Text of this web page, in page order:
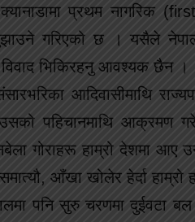
प्रथम नागरिक
गरिएको छ । यसैले
भिकिरहनु आवश्यक छैन ।
आदिवासीमाथि
पहिचानमाथि आक्रमण
गोराहरू हाम्रो देशमा आए
आँखा खोलेर हेर्दा हाम्रो
पनि सुरु चरणमा दुईवटा